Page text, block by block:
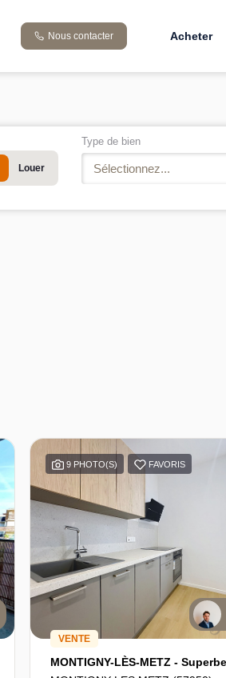
Nous contacter Acheter
Louer
Type de bien
Sélectionnez...
9 PHOTO(S) FAVORIS
VENTE